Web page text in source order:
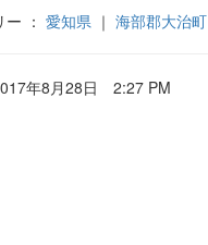
： 愛知県 ｜ 海部郡大治町
年8月28日 2:27 PM